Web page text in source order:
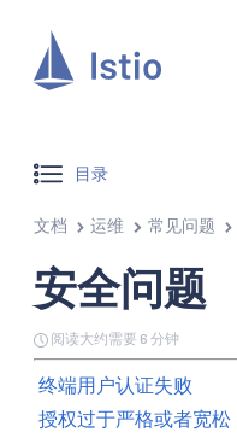
目录
文档 运维 常见问题
安全问题
阅读大约需要 6 分钟
终端用户认证失败
授权过于严格或者宽松